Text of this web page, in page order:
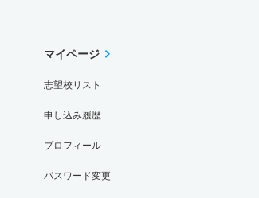
マイページ
志望校リスト
申し込み履歴
プロフィール
パスワード変更